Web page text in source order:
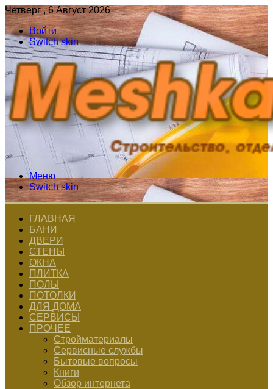
Четверг , 6 Август 2026
Войти
Switch skin
Меню
Switch skin
ГЛАВНАЯ
БАНИ
ДВЕРИ
СТЕНЫ
ОКНА
ПЛИТКА
ПОЛЫ
ПОТОЛКИ
ДЛЯ ДОМА
СЕРВИСЫ
ПРОЧЕЕ
Стройматериалы
Сервисные службы
Бытовые вопросы
Книги
Обзор интернета